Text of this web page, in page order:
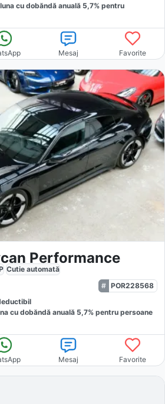
cu dobăndă anuală 5,7% pentru
Mesaj Favorite
Performance
Cutie automată
POR228568
cu dobăndă anuală 5,7% pentru persoane
Mesaj Favorite